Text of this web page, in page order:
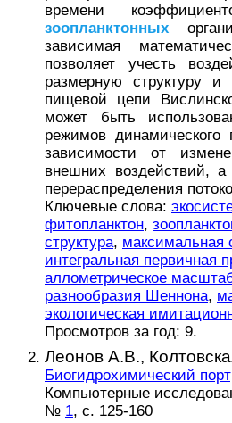
времени
зоопланктонных
зависимая
позволяет учесть
размерную структуру и
пищевой цепи
может быть
режимов динамического
зависимости от
внешних воздействий, а
перераспределения
Ключевые слова:
фитопланктон,
структура, максимальная
интегральная первичная
аллометрическое
разнообразия Шеннона,
экологическая
Просмотров за год: 9.
Леонов А.В.,
Биогидрохимический
Компьютерные
№ 1, с. 125-160